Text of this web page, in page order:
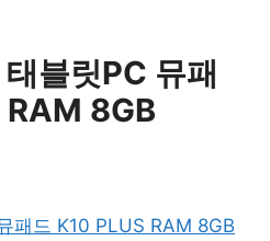
블릿PC 뮤패
RAM 8GB